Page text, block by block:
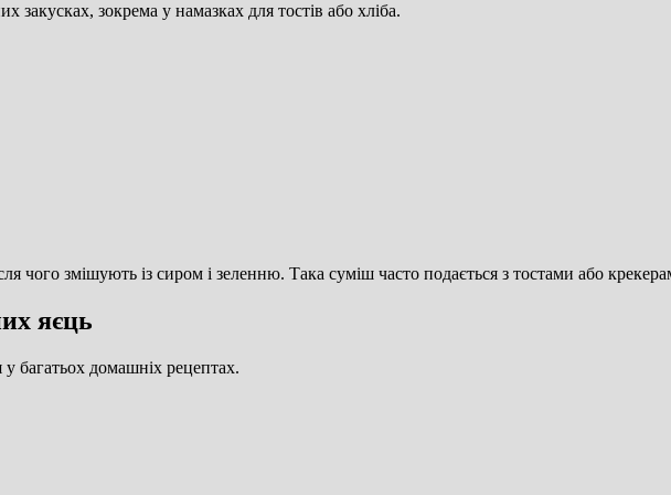
закусках, зокрема у намазках для тостів або хліба.
чого змішують із сиром і зеленню. Така суміш часто подається з тостами або
яєць
у багатьох домашніх рецептах.